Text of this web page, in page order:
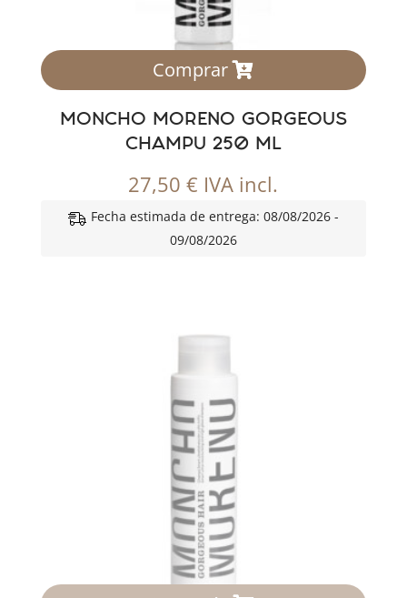
Comprar
MONCHO MORENO GORGEOUS
CHAMPU 250 ML
27,50€ IVA incl.
Fecha estimada de entrega: 08/08/2026 -
09/08/2026